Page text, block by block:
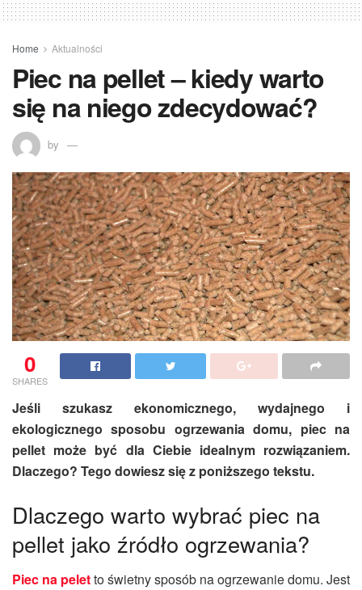
Home Aktualności
Piec na pellet – kiedy warto
się na niego zdecydować?
by
0
SHARES
Jeśli szukasz ekonomicznego, wydajnego i
ekologicznego sposobu ogrzewania domu, piec na
pellet może być dla Ciebie idealnym rozwiązaniem.
Dlaczego? Tego dowiesz się z poniższego tekstu.
Dlaczego warto wybrać piec na
pellet jako źródło ogrzewania?
Piec na peletto świetny sposób na ogrzewanie domu. Jest